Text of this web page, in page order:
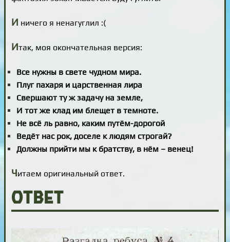
И ничего я ненагуглил :(
Итак, моя окончательная версия:
Все нужны в свете чудном мира.
Плуг пахаря и царственная лира
Свершают ту ж задачу на земле,
И тот же клад им блещет в темноте.
Не всё ль равно, каким путём-дорогой
Ведёт нас рок, доселе к людям строгай?
Должны прийти мы к братству, в нём – венец!
Читаем оригинальный ответ.
Ответ